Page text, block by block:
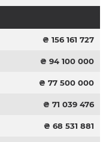
₴ 156 161 727
₴ 94 100 000
₴ 77 500 000
₴ 71 039 476
₴ 68 531 881